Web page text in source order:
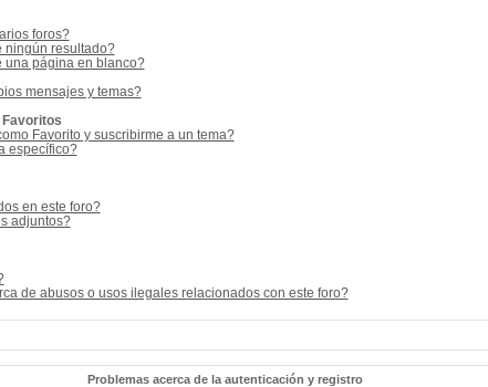
foros?
ningún resultado?
una página en blanco?
mensajes y temas?
Favorito y suscribirme a un tema?
específico?
en este foro?
adjuntos?
de abusos o usos ilegales relacionados con este foro?
Problemas acerca de la autenticación y registro